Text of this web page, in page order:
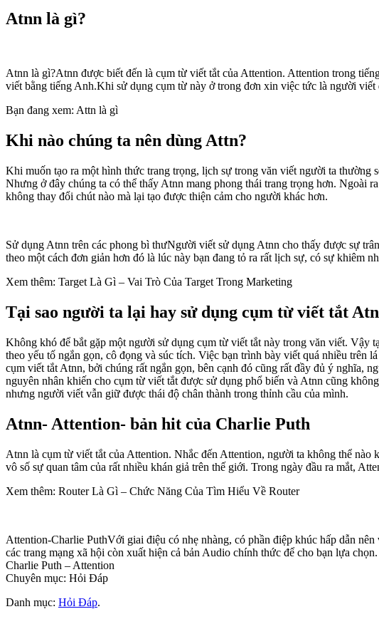
Atnn là gì?
Atnn là gì?Atnn được biết đến là cụm từ viết tắt của Attention. Attention trong
viết bằng tiếng Anh.Khi sử dụng cụm từ này ở trong đơn xin việc tức là người
Bạn đang xem: Attn là gì
Khi nào chúng ta nên dùng Attn?
Khi muốn tạo ra một hình thức trang trọng, lịch sự trong văn viết người ta
Nhưng ở đây chúng ta có thể thấy Atnn mang phong thái trang trọng hơn. Ngoài
không thay đổi chút nào mà lại tạo được thiện cảm cho người khác hơn.
Sử dụng Atnn trên các phong bì thưNgười viết sử dụng Atnn cho thấy được sự
theo một cách đơn giản hơn đó là lúc này bạn đang tỏ ra rất lịch sự, có sự khiêm
Xem thêm: Target Là Gì – Vai Trò Của Target Trong Marketing
Tại sao người ta lại hay sử dụng cụm từ viết tắt
Không khó để bắt gặp một người sử dụng cụm từ viết tắt này trong văn viết. Vậy
theo yếu tố ngắn gọn, cô đọng và súc tích. Việc bạn trình bày viết quá nhiều trên
cụm viết tắt Atnn, bởi chúng rất ngắn gọn, bên cạnh đó cũng rất đầy đủ ý nghĩa,
nguyên nhân khiến cho cụm từ viết tắt được sử dụng phổ biến và Atnn cũng
nhưng người viết vẫn giữ được thái độ chân thành trong thỉnh cầu của mình.
Atnn- Attention- bản hit của Charlie Puth
Atnn là cụm từ viết tắt của Attention. Nhắc đến Attention, người ta không thể
vô số sự quan tâm của rất nhiều khán giả trên thế giới. Trong ngày đầu ra mắt,
Xem thêm: Router Là Gì – Chức Năng Của Tìm Hiểu Về Router
Attention-Charlie PuthVới giai điệu có nhẹ nhàng, có phần điệp khúc hấp dẫn
các trang mạng xã hội còn xuất hiện cả bản Audio chính thức để cho bạn lựa
Charlie Puth – Attention
Chuyên mục: Hỏi Đáp
Danh mục: Hỏi Đáp.